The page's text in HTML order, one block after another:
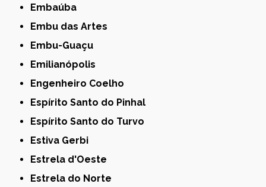
Embaúba
Embu das Artes
Embu-Guaçu
Emilianópolis
Engenheiro Coelho
Espírito Santo do Pinhal
Espírito Santo do Turvo
Estiva Gerbi
Estrela d'Oeste
Estrela do Norte